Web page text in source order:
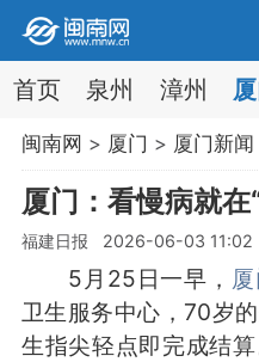
首页 泉州 漳州
闽南网 > 厦门 > 厦门新闻
厦门：看慢病就在
福建日报 2026-06-03 11:02
5月25日一早，
卫生服务中心，70岁
生指尖轻点即完成结